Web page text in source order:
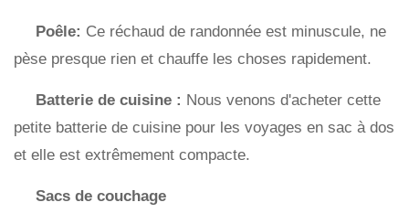
Poêle: Ce réchaud de randonnée est minuscule, ne
pèse presque rien et chauffe les choses rapidement.
Batterie de cuisine : Nous venons d'acheter cette
petite batterie de cuisine pour les voyages en sac à dos
et elle est extrêmement compacte.
Sacs de couchage